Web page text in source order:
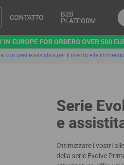
CONTATTO
B2B
PLATFORM
IN EUROPE FOR ORDERS OVER 500
con pesi e assistita per il mento e le
Serie
e
Ottimizzate i vostri
della serie Evolve